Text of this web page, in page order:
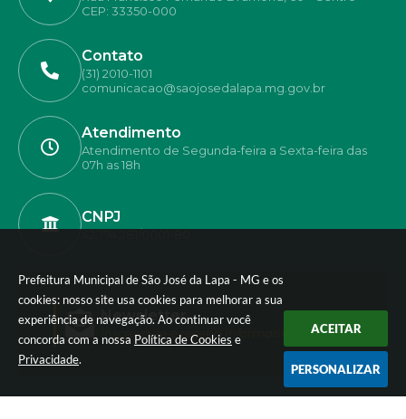
Prefeitura Municipal de São José da Lapa - MG e os
cookies: nosso site usa cookies para melhorar a sua
experiência de navegação. Ao continuar você
concorda com a nossa Política de Cookies e
Privacidade.
ACEITAR
PERSONALIZAR
CEP: 33350-000
Contato
(31) 2010-1101
comunicacao@saojosedalapa.mg.gov.br
Atendimento
Atendimento de Segunda-feira a Sexta-feira das
07h as 18h
CNPJ
Newsletter
Inscreva-se e receba informativos